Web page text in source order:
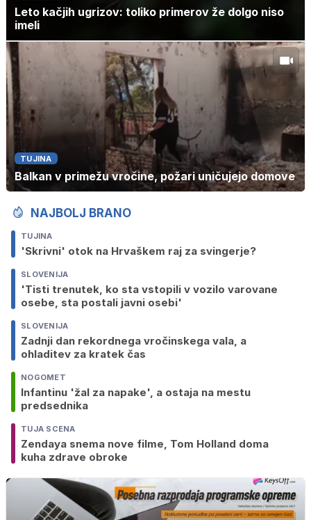
Leto kačjih ugrizov: toliko primerov že dolgo niso
imeli
TUJINA
Balkan v primežu vročine, požari uničujejo domove
NAJBOLJ BRANO
TUJINA
'Skrivni' otok na Hrvaškem raj za svingerje?
SLOVENIJA
'Tisti trenutek, ko sta vstopili v vozilo varovane
osebe, sta postali javni osebi'
SLOVENIJA
Zadnji dan rekordnega vročinskega vala, a
ohladitev za kratek čas
NOGOMET
Infantinu 'žal za napake', a ostaja na mestu
predsednika
TUJA SCENA
Zendaya snema nove filme, Tom Holland doma
kuha zdrave obroke